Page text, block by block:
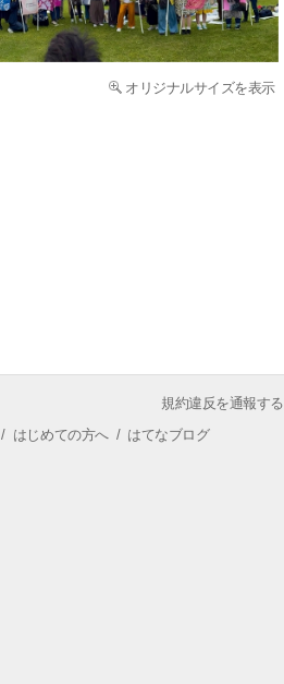
オリジナルサイズを表示
規約違反を通報する
/ はじめての方へ/ はてなブログ